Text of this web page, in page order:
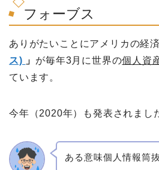
フォーブス
ありがたいことにアメリカの経
ス) 」 が毎年3月に世界の個人資
ています。
今年（2020年）も発表されまし
ある意味個人情報筒